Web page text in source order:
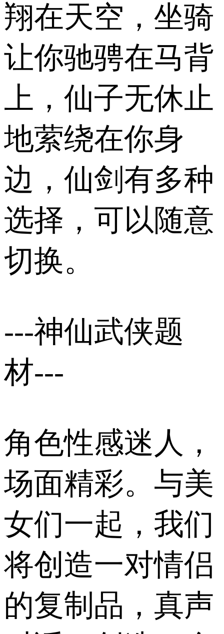
翔在天空，坐骑
让你驰骋在马背
上，仙子无休止
地萦绕在你身
边，仙剑有多种
选择，可以随意
切换。
---神仙武侠题
材---
角色性感迷人，
场面精彩。与美
女们一起，我们
将创造一对情侣
的复制品，真声